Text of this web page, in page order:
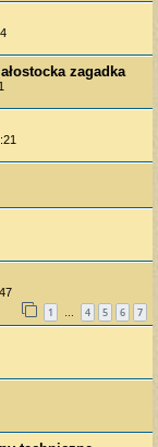
zagadka
1 … 4 5 6 7